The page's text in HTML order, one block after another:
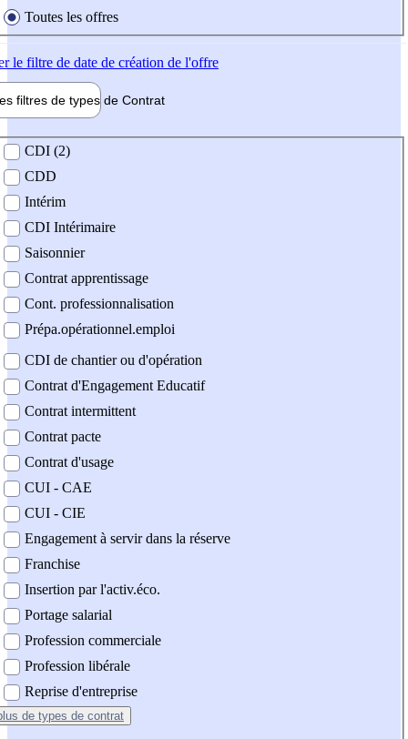
Toutes les offres
le filtre de date de création de l'offre
filtres de types de Contrat
contrat
CDI (2)
CDD
Intérim
CDI Intérimaire
Saisonnier
Contrat apprentissage
Cont. professionnalisation
Prépa.opérationnel.emploi
CDI de chantier ou d'opération
Contrat d'Engagement Educatif
Contrat intermittent
Contrat pacte
Contrat d'usage
CUI - CAE
CUI - CIE
Engagement à servir dans la réserve
Franchise
Insertion par l'activ.éco.
Portage salarial
Profession commerciale
Profession libérale
Reprise d'entreprise
de types de contrat